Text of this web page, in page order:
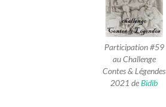
Participation #59
au Challenge
Contes & Légendes
2021 deBidib